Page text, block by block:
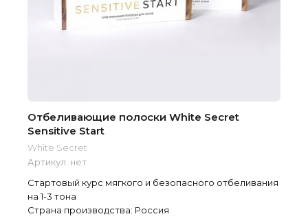
Отбеливающие полоски White Secret
Sensitive Start
White Secret
Артикул: нет
Стартовый курс мягкого и безопасного отбеливания
на 1-3 тона
Страна производства: Россия